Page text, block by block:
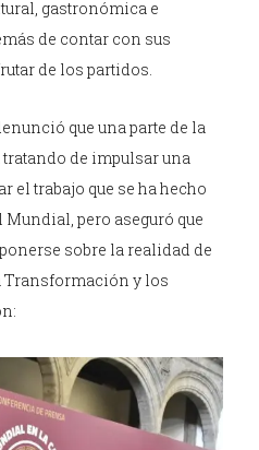
gastronómica e
de contar con sus
de los partidos.
que una parte de la
de impulsar una
el trabajo que se ha hecho
pero aseguró que
sobre la realidad de
Transformación y los